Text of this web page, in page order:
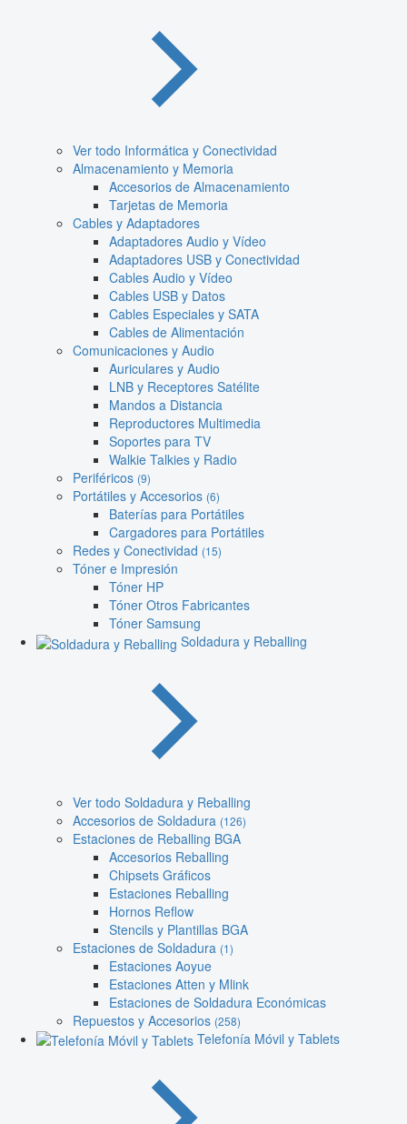
Ver todo Informática y Conectividad
Almacenamiento y Memoria
Accesorios de Almacenamiento
Tarjetas de Memoria
Cables y Adaptadores
Adaptadores Audio y Vídeo
Adaptadores USB y Conectividad
Cables Audio y Vídeo
Cables USB y Datos
Cables Especiales y SATA
Cables de Alimentación
Comunicaciones y Audio
Auriculares y Audio
LNB y Receptores Satélite
Mandos a Distancia
Reproductores Multimedia
Soportes para TV
Walkie Talkies y Radio
Periféricos (9)
Portátiles y Accesorios (6)
Baterías para Portátiles
Cargadores para Portátiles
Redes y Conectividad (15)
Tóner e Impresión
Tóner HP
Tóner Otros Fabricantes
Tóner Samsung
Soldadura y Reballing
Ver todo Soldadura y Reballing
Accesorios de Soldadura (126)
Estaciones de Reballing BGA
Accesorios Reballing
Chipsets Gráficos
Estaciones Reballing
Hornos Reflow
Stencils y Plantillas BGA
Estaciones de Soldadura (1)
Estaciones Aoyue
Estaciones Atten y Mlink
Estaciones de Soldadura Económicas
Repuestos y Accesorios (258)
Telefonía Móvil y Tablets